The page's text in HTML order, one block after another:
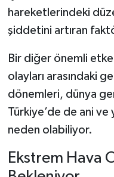
hareketlerindeki
şiddetini artıran
Bir diğer önemli
olayları arasındaki
dönemleri, dünya
Türkiye’de de ani ve
neden olabiliyor.
Ekstrem Hava